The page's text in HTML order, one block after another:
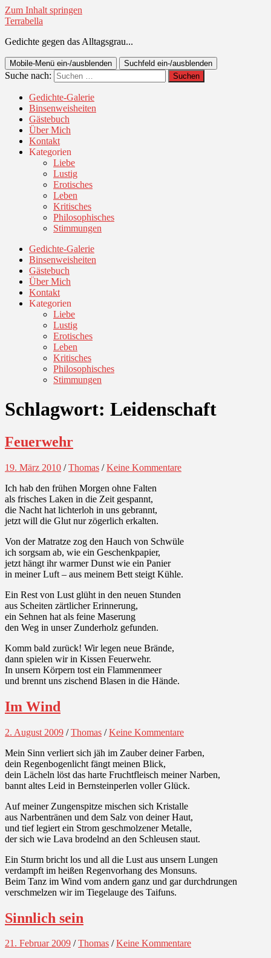
Zum Inhalt springen
Terrabella
Gedichte gegen das Alltagsgrau...
Mobile-Menü ein-/ausblenden Suchfeld ein-/ausblenden
Suche nach:
Gedichte-Galerie
Binsenweisheiten
Gästebuch
Über Mich
Kontakt
Kategorien
Liebe
Lustig
Erotisches
Leben
Kritisches
Philosophisches
Stimmungen
Gedichte-Galerie
Binsenweisheiten
Gästebuch
Über Mich
Kontakt
Kategorien
Liebe
Lustig
Erotisches
Leben
Kritisches
Philosophisches
Stimmungen
Schlagwort: Leidenschaft
Feuerwehr
19. März 2010 /Thomas /Keine Kommentare
Ich hab den frühen Morgen ohne Falten
als frisches Laken in die Zeit gespannt,
die Nacht hat lichterloh in uns gebrannt,
jetzt will die Glut nur zögerlich erkalten.
Von der Matratze zog den Hauch von Schwüle
ich sorgsam ab, wie ein Geschenkpapier,
jetzt hängt ihr warmer Dunst wie ein Panier
in meiner Luft – aus meinem Bett steigt Kühle.
Ein Rest von Lust glüht in den neuen Stunden
aus Scheiten zärtlicher Erinnerung,
ein Sehnen hat als feine Maserung
den Weg in unser Zunderholz gefunden.
Komm bald zurück! Wir legen neue Brände,
dann spielen wir in Kissen Feuerwehr.
In unsern Körpern tost ein Flammenmeer
und brennt uns zischend Blasen in die Hände.
Im Wind
2. August 2009 /Thomas /Keine Kommentare
Mein Sinn verliert sich jäh im Zauber deiner Farben,
dein Regenbogenlicht fängt meinen Blick,
dein Lächeln löst das harte Fruchtfleisch meiner Narben,
bannt altes Leid in Bernsteinperlen voller Glück.
Auf meiner Zungenspitze mischen sich Kristalle
aus Narbentränen und dem Salz von deiner Haut,
und tief legiert ein Strom geschmolzener Metalle,
der sich wie Lava brodelnd an den Schleusen staut.
Ein Sturm bricht los und all die Lust aus unsern Lungen
verdampft im heißen Regenvorhang des Monsuns.
Beim Tanz im Wind vom andern ganz und gar durchdrungen
verschmelzen wir im Tiegelauge des Taifuns.
Sinnlich sein
21. Februar 2009 /Thomas /Keine Kommentare